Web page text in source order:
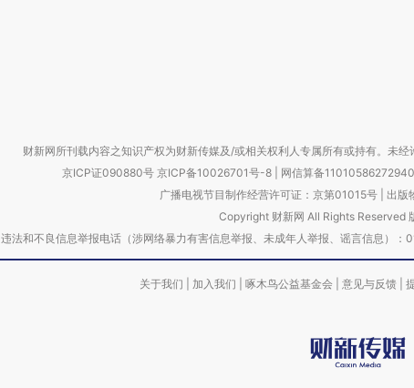
财新网所刊载内容之知识产权为财新传媒及/或相关权利人专属所有或持有。未
京ICP证090880号 京ICP备10026701号-8 网信算备
广播电视节目制作经营许可证：京第01015号| 出版
Copyright 财新网 All Rights Reserved
违法和不良信息举报电话（涉网络暴力有害信息举报、未成年人举报、谣言信息
关于我们 加入我们 啄木鸟公益基金会 意见与反馈